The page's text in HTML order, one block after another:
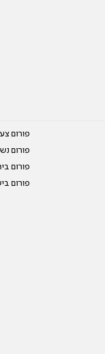
פורום
פורום
פורום
פורום